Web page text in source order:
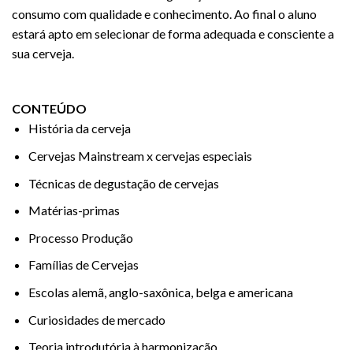
consumo com qualidade e conhecimento. Ao final o aluno
estará apto em selecionar de forma adequada e consciente a
sua cerveja.
CONTEÚDO
História da cerveja
Cervejas Mainstream x cervejas especiais
Técnicas de degustação de cervejas
Matérias-primas
Processo Produção
Famílias de Cervejas
Escolas alemã, anglo-saxônica, belga e americana
Curiosidades de mercado
Teoria introdutória à harmonização